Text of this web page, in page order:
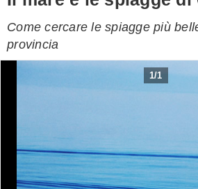
Come cercare le spiagge più
provincia
1/1